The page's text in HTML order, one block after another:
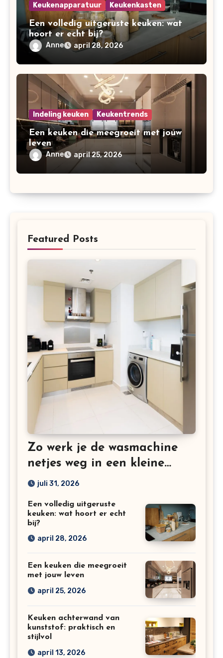
Keukenapparatuur
Keukenkasten
Een volledig uitgeruste keuken: wat
hoort er echt bij?
Anne april 28, 2026
Indeling keuken Keukentrends
Een keuken die meegroeit met jouw
leven
Anne april 25, 2026
Featured Posts
Zo werk je de wasmachine
netjes weg in een kleine
keuken
juli 31, 2026
Een volledig uitgeruste
keuken: wat hoort er echt
bij?
april 28, 2026
Een keuken die meegroeit
met jouw leven
april 25, 2026
Keuken achterwand van
kunststof: praktisch en
stijlvol
april 13, 2026